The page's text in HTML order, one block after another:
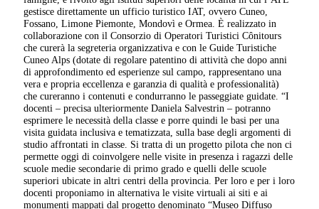
gestisce direttamente un ufficio turistico IAT, ovvero Cuneo,
Fossano, Limone Piemonte, Mondovì e Ormea. È realizzato in
collaborazione con il Consorzio di Operatori Turistici Cônitours
che curerà la segreteria organizzativa e con le Guide Turistiche
Cuneo Alps (dotate di regolare patentino di attività che dopo anni
di approfondimento ed esperienze sul campo, rappresentano una
vera e propria eccellenza e garanzia di qualità e professionalità)
che cureranno i contenuti e condurranno le passeggiate guidate. “I
docenti – precisa ulteriormente Daniela Salvestrin – potranno
esprimere le necessità della classe e porre quindi le basi per una
visita guidata inclusiva e tematizzata, sulla base degli argomenti di
studio affrontati in classe. Si tratta di un progetto pilota che non ci
permette oggi di coinvolgere nelle visite in presenza i ragazzi delle
scuole medie secondarie di primo grado e quelli delle scuole
superiori ubicate in altri centri della provincia. Per loro e per i loro
docenti proponiamo in alternativa le visite virtuali ai siti e ai
monumenti mappati dal progetto denominato “Museo Diffuso